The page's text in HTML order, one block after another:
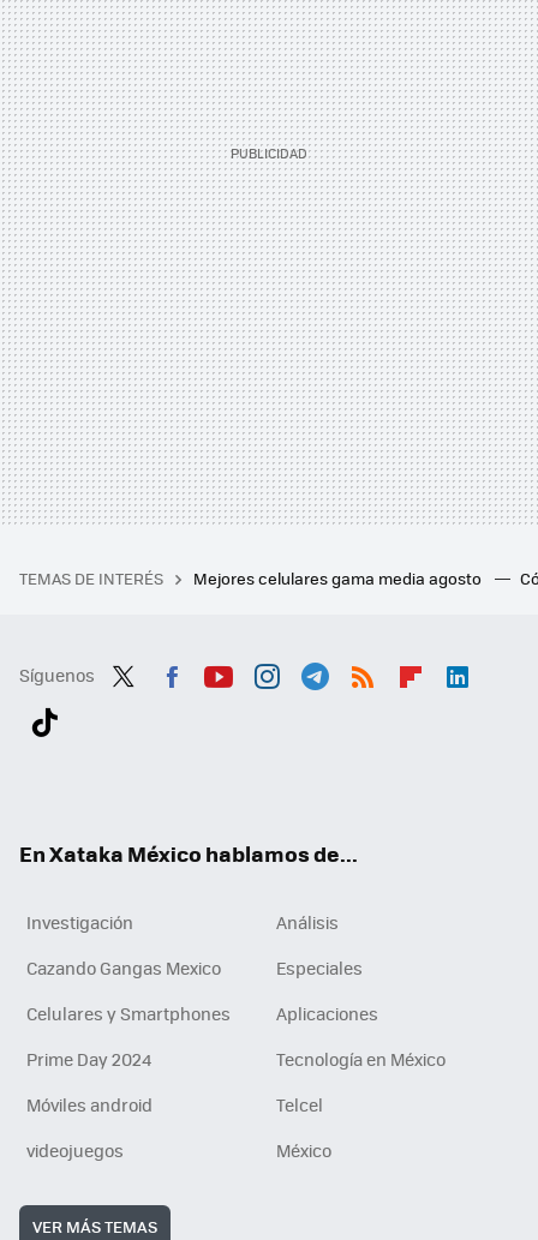
TEMAS DE INTERÉS Mejores celulares gama media agosto
Síguenos
En Xataka México hablamos de...
Investigación
Análisis
Cazando Gangas Mexico
Especiales
Celulares y Smartphones
Aplicaciones
Prime Day 2024
Tecnología en México
Móviles android
Telcel
videojuegos
México
VER MÁS TEMAS